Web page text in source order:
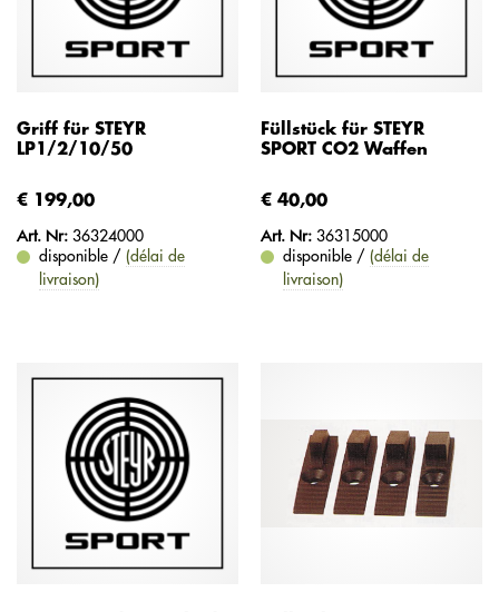
Griff für STEYR
LP1/2/10/50
€ 199,00
Art. Nr: 36324000
disponible / (délai de
livraison)
Füllstück für STEYR
SPORT CO2 Waffen
€ 40,00
Art. Nr: 36315000
disponible / (délai de
livraison)